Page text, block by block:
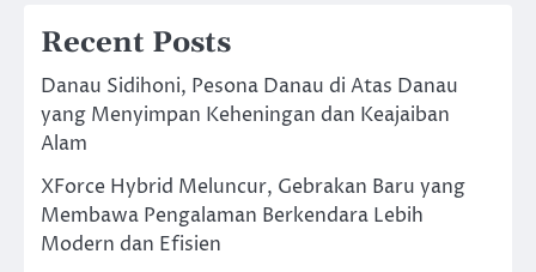
Recent Posts
Danau Sidihoni, Pesona Danau di Atas Danau
yang Menyimpan Keheningan dan Keajaiban
Alam
XForce Hybrid Meluncur, Gebrakan Baru yang
Membawa Pengalaman Berkendara Lebih
Modern dan Efisien